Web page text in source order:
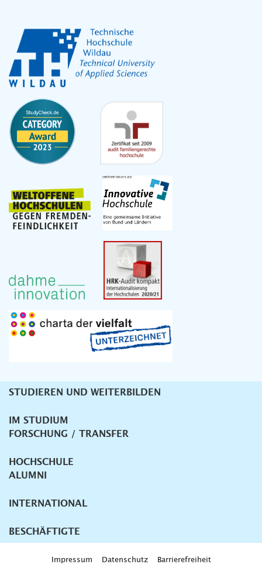
Unternavigation
STUDIEREN UND WEITERBILDEN
IM STUDIUM
FORSCHUNG / TRANSFER
HOCHSCHULE
ALUMNI
INTERNATIONAL
BESCHÄFTIGTE
Impressum Datenschutz Barrierefreiheit